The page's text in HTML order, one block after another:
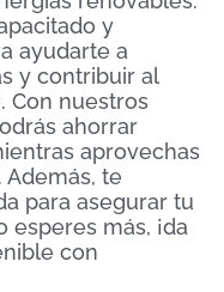
y
ayudarte a
y contribuir al
Con nuestros
ahorrar
aprovechas
Además, te
para asegurar tu
esperes más, ¡da
con